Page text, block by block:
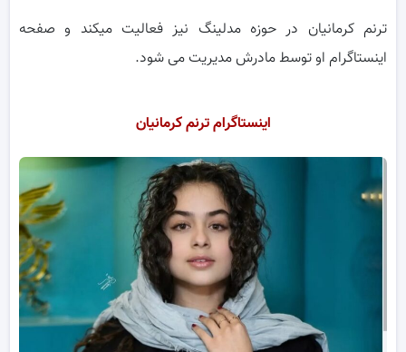
ترنم کرمانیان در حوزه مدلینگ نیز فعالیت میکند و صفحه
اینستاگرام او توسط مادرش مدیریت می شود.
اینستاگرام ترنم کرمانیان